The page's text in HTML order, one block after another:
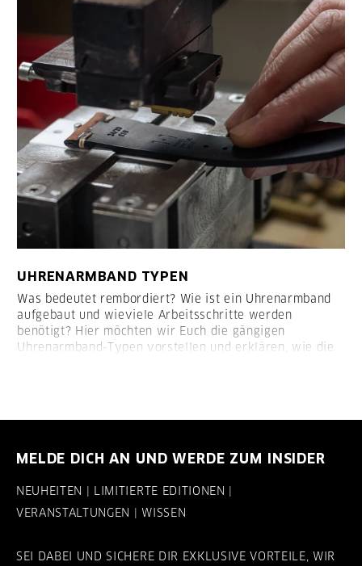
UHRENARMBAND TYPEN
Was bedeutet rembordiert? Wie ist ein Uhrenarmband
aufgebaut und wieviele Arbeitsschritte werden
benötigt? Hier möchten wir Euch die gängigen
Uhrenarmband-Typen vorstellen und erklären, wie die
MELDE DICH AN UND WERDE ZUM INSIDER
NEUHEITEN | LIMITIERTE EDITIONEN |
VERANSTALTUNGEN | WISSEN
SEI DABEI UND SICHERE DIR EXKLUSIVE VORTEILE, WIR